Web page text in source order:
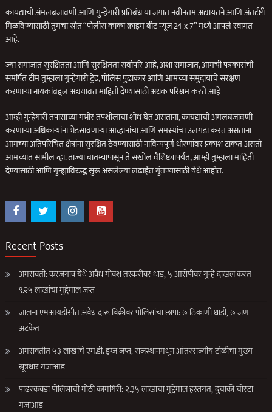
कायद्याची अंमलबजावणी आणि गुन्हेगारी प्रतिबंध या जगात नवीनतम अद्यायतने आणि अंतर्दृष्टी
मिळविण्यासाठी तुमचा स्रोत “पोलीस काका क्राइम बीट न्यूज 24 x 7” मध्ये आपले स्वागत
आहे.
ज्या समाजात सुरक्षितता आणि सुरक्षितता सर्वोपरि आहे, अशा समाजात, आमची पत्रकारांची
समर्पित टीम तुम्हाला गुन्हेगारी ट्रेंड, पोलिस पुढाकार आणि आमच्या समुदायांचे संरक्षण
करणार्‍या नायकांबद्दल अद्ययावत माहिती देण्यासाठी अथक परिश्रम करते आहे
आम्ही गुन्हेगारी तपासाच्या गंभीर तपशीलांचा शोध घेत असताना, कायद्याची अंमलबजावणी
करणार्‍या अधिकार्‍यांना भेडसावणार्‍या आव्हानांचा आणि समस्यांचा उलगडा करत असताना
आमच्या अतिपरिचित क्षेत्रांना सुरक्षित ठेवण्यासाठी नाविन्यपूर्ण धोरणांवर प्रकाश टाकत असतो
आमच्यात सामील व्हा. ताज्या बातम्यांपासून ते सखोल वैशिष्ट्यांपर्यंत, आम्ही तुम्हाला माहिती
देण्यासाठी आणि गुन्ह्याविरुद्ध सुरू असलेल्या लढाईत गुंतण्यासाठी येथे आहोत.
Recent Posts
अमरावती: करजगाव येथे अवैध गोवंश तस्करीवर धाड, ५ आरोपींवर गुन्हे दाखल करत
९.२५ लाखांचा मुद्देमाल जप्त
जालना एमआयडीसीत अवैध दारू विक्रीवर पोलिसांचा छापा: ७ ठिकाणी धाडी, ७ जण
अटकेत
अमरावतीत ५३ लाखांचे एम.डी. ड्रग्ज जप्त; राजस्थानमधून आंतरराज्यीय टोळीचा मुख्य
सूत्रधार गजाआड
पांढरकवडा पोलिसांची मोठी कामगिरी: २.३५ लाखांचा मुद्देमाल हस्तगत, दुचाकी चोरटा
गजाआड